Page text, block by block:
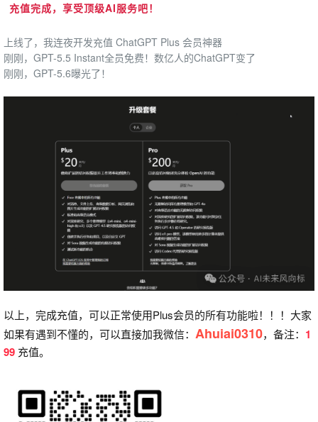
充值完成，享受顶级AI服务吧！
上线了，我连夜开发充值 ChatGPT Plus 会员神器
刚刚，GPT-5.5 Instant全员免费！数亿人的ChatGPT变了
刚刚，GPT-5.6曝光了！
以上，完成充值，可以正常使用Plus会员的所有功能啦！！！大家
如果有遇到不懂的，可以直接加我微信： Ahuiai0310，备注： 1
99 充值。